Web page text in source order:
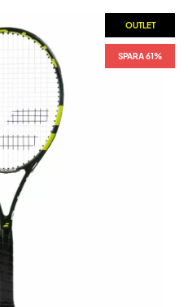
OUTLET
SPARA 61%